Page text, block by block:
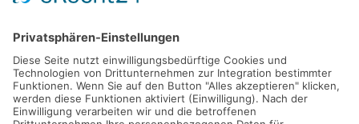
Gefördert durch die